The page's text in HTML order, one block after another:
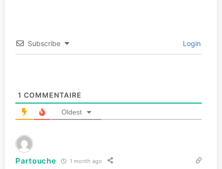
Subscribe Login
1 COMMENTAIRE
Oldest
Partouche 1 month ago